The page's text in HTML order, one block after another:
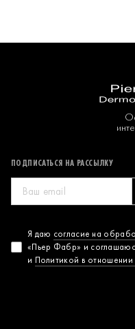
ПОДПИСАТЬСЯ НА РАССЫЛКУ
Согласие на
обработку
персональных
Я даю согласие на
«Пьер Фабр» и
и Политикой в